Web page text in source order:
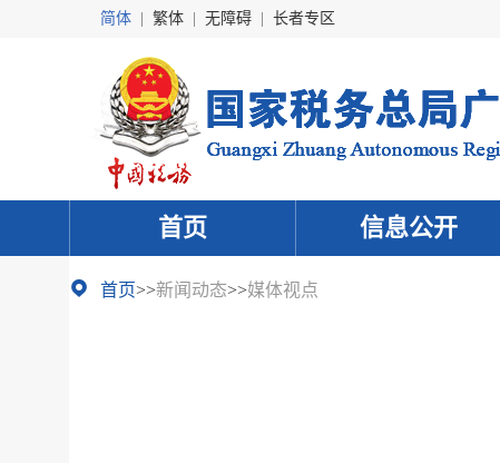
简体 繁体 无障碍 长者专区
首页 信息公开
首页>>新闻动态>>媒体视点